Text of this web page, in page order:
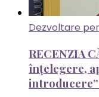
Dezvoltare
RECENZIA
înțelegere,
introducere”